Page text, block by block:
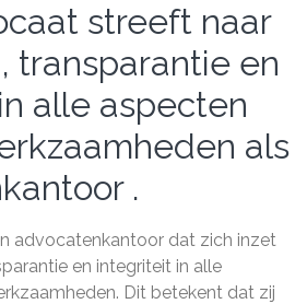
streeft naar
transparantie en
alle aspecten
als
.
advocatenkantoor dat zich inzet
en integriteit in alle
Dit betekent dat zij